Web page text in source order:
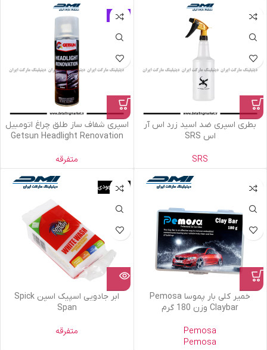
بطری اسپری ضد اسید زرد اس آر
اس SRS
SRS
حراج
اسپری شفاف ساز طلق چراغ اتومبیل
Getsun Headlight Renovation
متفرقه
خمیر کلی بار پموسا Pemosa
Claybar وزن 180 گرم
Pemosa
Pemosa
اتمام موجودی
ابر جادویی اسپیک اسپن Spick
Span
متفرقه